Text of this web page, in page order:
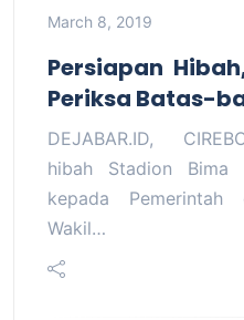
March 8, 2019
Persiapan
Periksa Batas-
DEJABAR.ID,
hibah Stadion Bima
kepada Pemerintah
Wakil…